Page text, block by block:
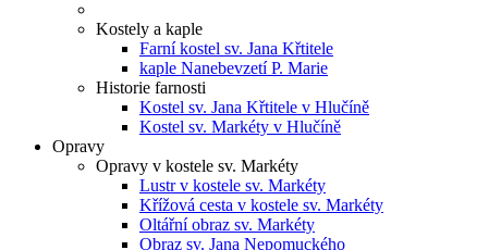
Kostely a kaple
Farní kostel sv. Jana Křtitele
kaple Nanebevzetí P. Marie
Historie farnosti
Kostel sv. Jana Křtitele v Hlučíně
Kostel sv. Markéty v Hlučíně
Opravy
Opravy v kostele sv. Markéty
Lustr v kostele sv. Markéty
Křížová cesta v kostele sv. Markéty
Oltářní obraz sv. Markéty
Obraz sv. Jana Nepomuckého